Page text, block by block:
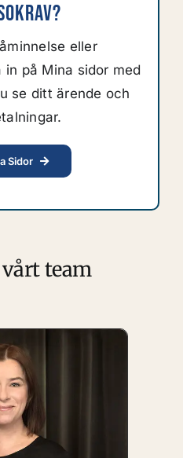
eller
in på Mina sidor med
se ditt ärende och
Sidor
team